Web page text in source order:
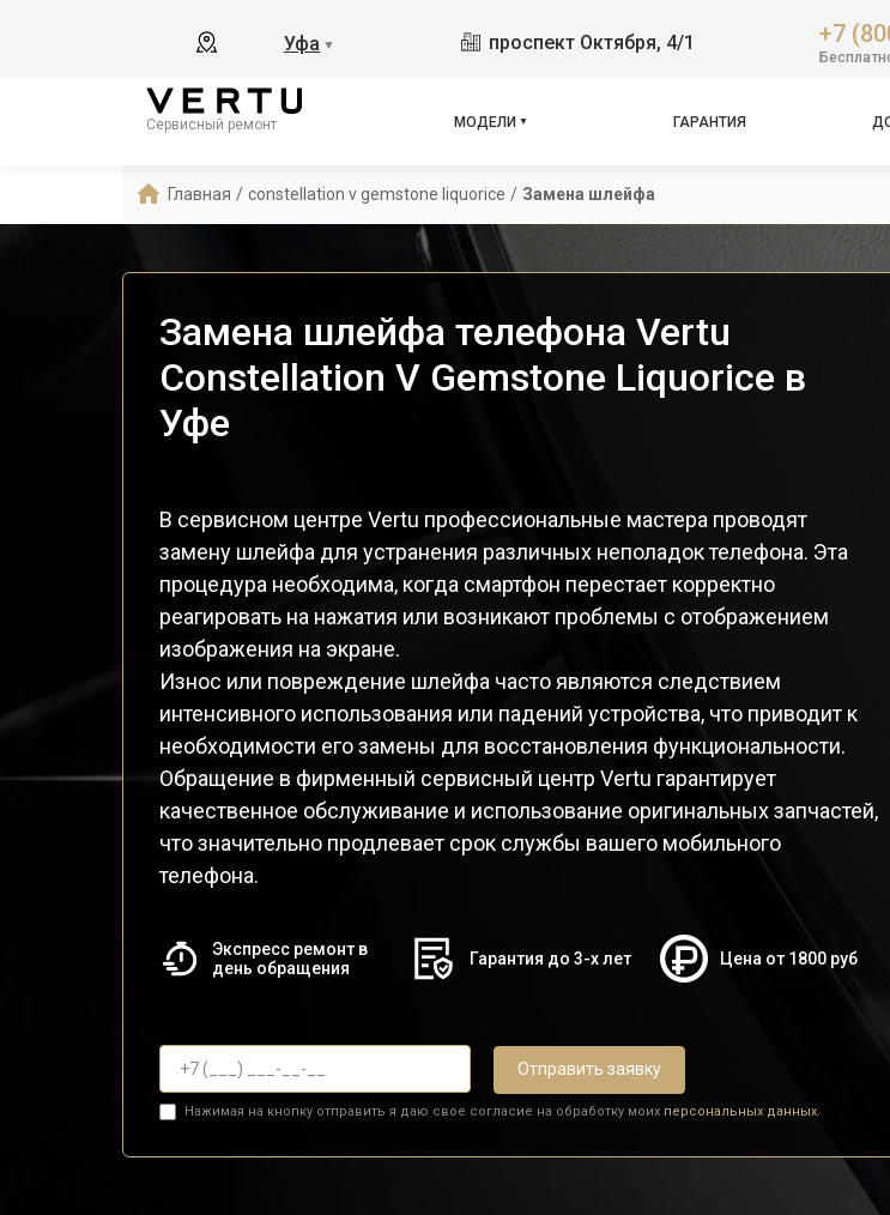
Уфа ▼ проспект Октября, 4/1 +7
Сервисный ремонт МОДЕЛИ ГАРАНТИЯ
Главная / constellation v gemstone liquorice / Замена шлейфа
Замена шлейфа телефона Vertu
Constellation V Gemstone Liquorice в
Уфе
В сервисном центре Vertu профессиональные мастера проводят
замену шлейфа для устранения различных неполадок телефона. Эта
процедура необходима, когда смартфон перестает корректно
реагировать на нажатия или возникают проблемы с отображением
изображения на экране.
Износ или повреждение шлейфа часто являются следствием
интенсивного использования или падений устройства, что приводит к
необходимости его замены для восстановления функциональности.
Обращение в фирменный сервисный центр Vertu гарантирует
качественное обслуживание и использование оригинальных запчастей,
что значительно продлевает срок службы вашего мобильного
телефона.
Экспресс ремонт в
день обращения
Гарантия до 3-х лет Цена от 1800 руб
Отправить заявку
Нажимая на кнопку отправить я даю свое согласие на обработку моих персональных данных.